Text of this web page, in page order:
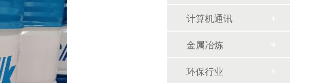
计算机通讯
金属冶炼
环保行业
高温导热油WD-320